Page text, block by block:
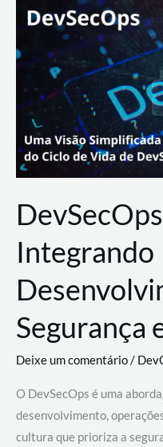
Lance
Rural
Integrando
Segurança
Deixe um comentário/
O DevSecOps é uma
desenvolvimento,
cultura que prioriza a